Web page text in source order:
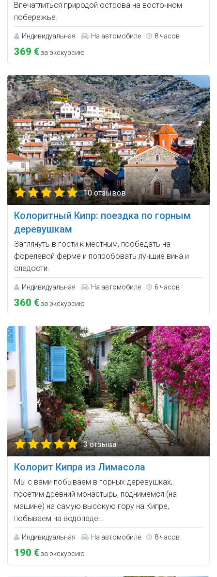
Впечатлиться природой острова на восточном
побережье.
Индивидуальная На автомобиле 8 часов
369 €за экскурсию
10 отзывов
Колоритный Кипр: поездка по горным
деревушкам
Заглянуть в гости к местным, пообедать на
форелевой ферме и попробовать лучшие вина и
сладости.
Индивидуальная На автомобиле 6 часов
360 €за экскурсию
3 отзыва
Колорит Кипра из Лимасола
Мы с вами побываем в горных деревушках,
посетим древний монастырь, поднимемся (на
машине) на самую высокую гору на Кипре,
побываем на водопаде…
Индивидуальная На автомобиле 8 часов
190 €за экскурсию